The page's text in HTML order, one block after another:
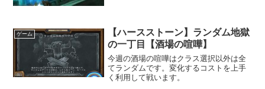
ゲーム
【ハースストーン】ランダム地獄
の一丁目【酒場の喧嘩】
今週の酒場の喧嘩はクラス選択以外は全
てランダムです。変化するコストを上手
く利用して戦います。